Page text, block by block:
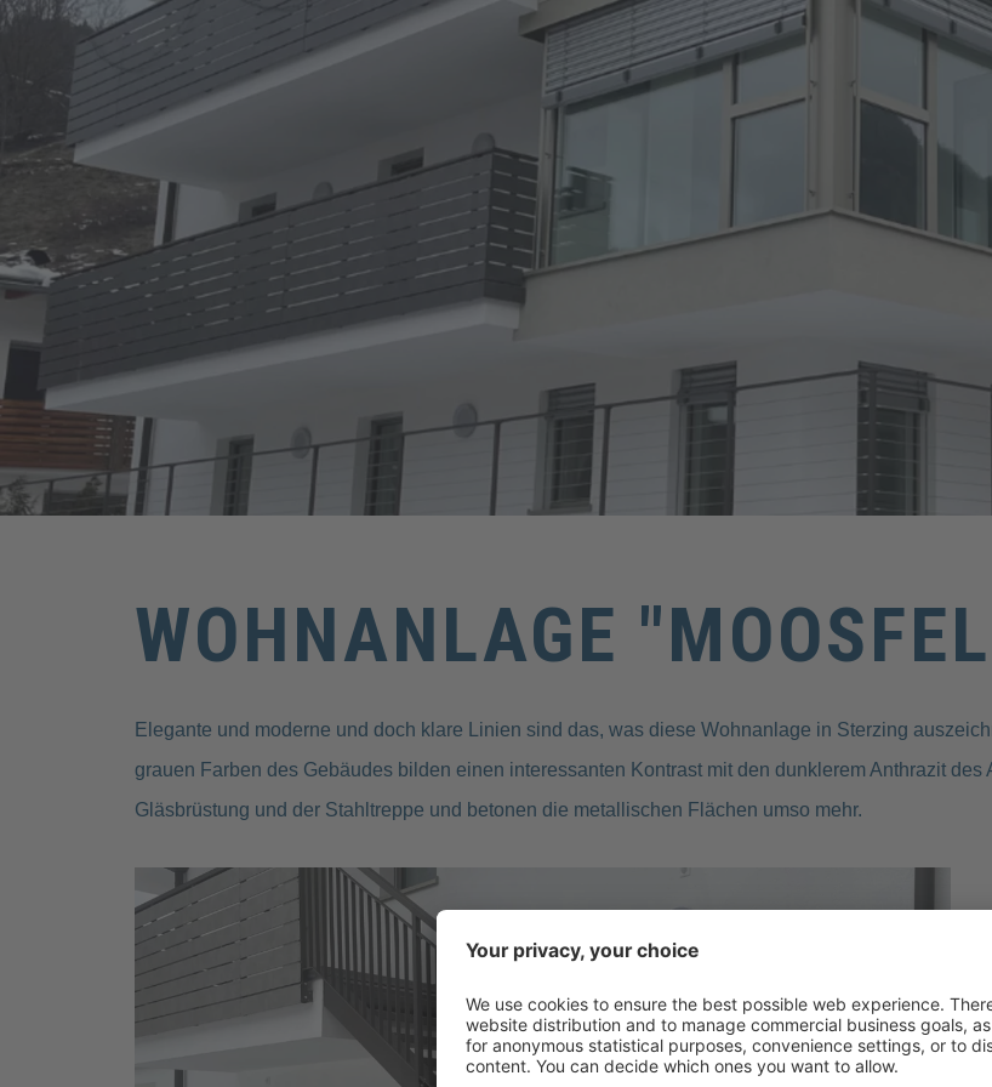
WOHNANLAGE
Elegante und moderne und doch klare Linien sind das, was diese Wohnanlage in Sterzing
grauen Farben des Gebäudes bilden einen interessanten Kontrast mit den dunklerem Anthrazit des
Gläsbrüstung und der Stahltreppe und betonen die metallischen Flächen umso mehr.